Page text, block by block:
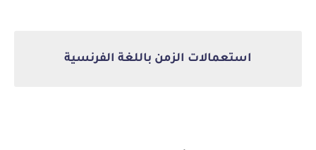
استعمالات الزمن باللغة الفرنسية